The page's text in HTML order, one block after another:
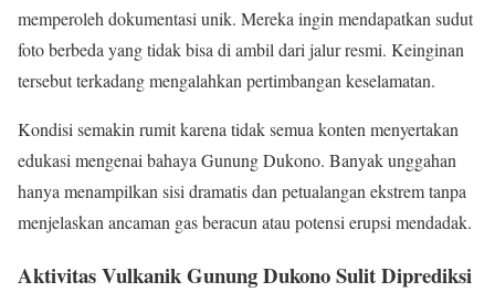
memperoleh dokumentasi unik. Mereka ingin mendapatkan sudut
foto berbeda yang tidak bisa di ambil dari jalur resmi. Keinginan
tersebut terkadang mengalahkan pertimbangan keselamatan.
Kondisi semakin rumit karena tidak semua konten menyertakan
edukasi mengenai bahaya Gunung Dukono. Banyak unggahan
hanya menampilkan sisi dramatis dan petualangan ekstrem tanpa
menjelaskan ancaman gas beracun atau potensi erupsi mendadak.
Aktivitas Vulkanik Gunung Dukono Sulit Diprediksi